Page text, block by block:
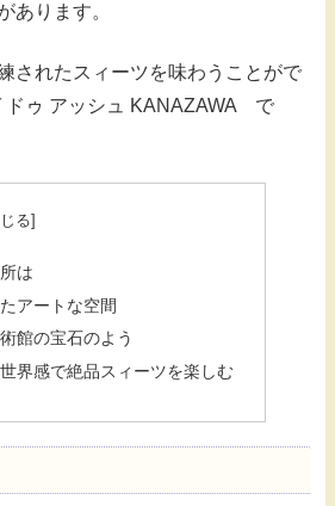
あります。
されたスィーツを味わうことがで
ドゥ アッシュ KANAZAWA で
は
アートな空間
館の宝石のよう
界感で絶品スィーツを楽しむ